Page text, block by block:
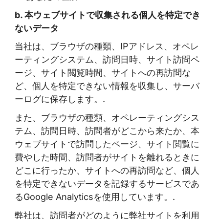
b. 本ウェブサイトで収集される個人を特定でき
ないデータ
当社は、ブラウザの種類、IPアドレス、オペレ
ーティングシステム、訪問日時、サイト訪問ペ
ージ、サイト閲覧時間、サイトへの再訪問な
ど、個人を特定できない情報を収集し、サーバ
ーログに保存します。.
また、ブラウザの種類、オペレーティングシス
テム、訪問日時、訪問者がどこから来たか、本
ウェブサイトで訪問したページ、サイト閲覧に
費やした時間、訪問者がサイトを離れるときに
どこに行ったか、サイトへの再訪問など、個人
を特定できないデータを記録するサービスであ
るGoogle Analyticsを使用しています。.
弊社は、訪問者がどのように弊社サイトを利用